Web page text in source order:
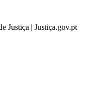
Justiça | Justiça.gov.pt